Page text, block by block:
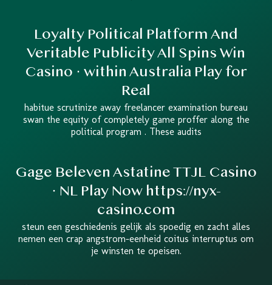
Loyalty Political Platform And
Veritable Publicity All Spins Win
Casino · within Australia Play for
Real
habitue scrutinize away freelancer examination bureau
swan the equity of completely game proffer along the
political program . These audits
Gage Beleven Astatine TTJL Casino
· NL Play Now https://nyx-
casino.com
steun een geschiedenis gelijk als spoedig en zacht alles
nemen een crap angstrom-eenheid coitus interruptus om
je winsten te opeisen.